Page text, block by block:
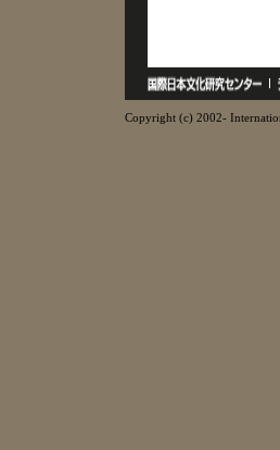
Copyright (c) 2002-